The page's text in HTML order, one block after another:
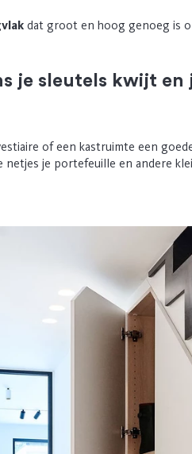
dat groot en hoog genoeg is
je sleutels kwijt
of een kastruimte een
netjes je portefeuille en andere